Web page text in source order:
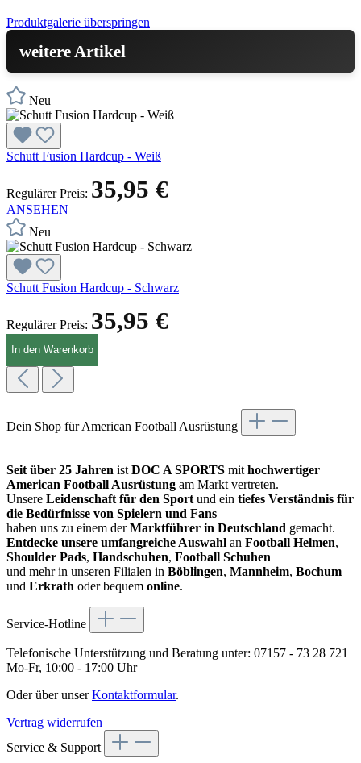
Produktgalerie überspringen
weitere Artikel
Neu
Schutt Fusion Hardcup - Weiß
Regulärer Preis: 35,95 €
ANSEHEN
Neu
Schutt Fusion Hardcup - Schwarz
Regulärer Preis: 35,95 €
In den Warenkorb
Dein Shop für American Football Ausrüstung
Seit über 25 Jahren ist DOC A SPORTS mit hochwertiger
American Football Ausrüstung am Markt vertreten.
Unsere Leidenschaft für den Sport und ein tiefes Verständnis für
die Bedürfnisse von Spielern und Fans
haben uns zu einem derMarktführer in Deutschland gemacht.
Entdecke unsere umfangreiche Auswahl an Football Helmen,
Shoulder Pads, Handschuhen, Football Schuhen
und mehr in unseren Filialen in Böblingen, Mannheim, Bochum
und Erkrath oder bequem online.
Service-Hotline
Telefonische Unterstützung und Beratung unter: 07157 - 73 28 721
Mo-Fr, 10:00 - 17:00 Uhr
Oder über unserKontaktformular.
Vertrag widerrufen
Service & Support